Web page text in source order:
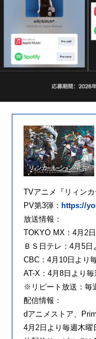
TVアニメ『リィン
PV第3弾： https://
放送情報：
TOKYO MX：4月2
ＢＳ日テレ：4月5
CBC：4月10日より
AT-X：4月8日より
※リピート放送：毎
配信情報：
dアニメストア、
4月2日より毎週木曜